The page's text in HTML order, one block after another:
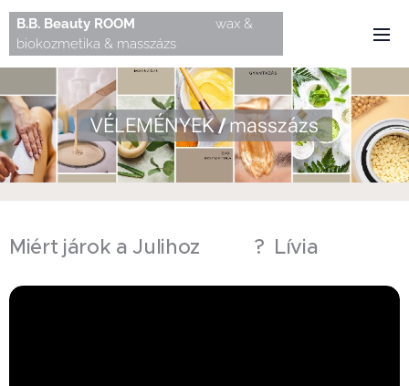
B.B. Beauty ROOM wax &
biokozmetika & masszázs
VÉLEMÉNYEK/masszázs
Miért járok a Julihoz 🤔🤩? Lívia